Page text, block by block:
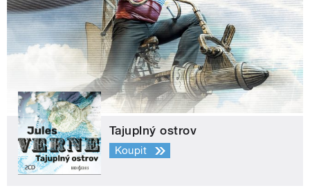
Tajuplný ostrov
Koupit